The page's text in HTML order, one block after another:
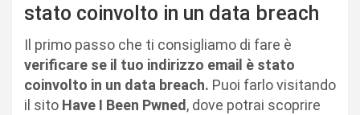
stato coinvolto in un data breach
Il primo passo che ti consigliamo di fare è
verificare se il tuo indirizzo email è stato
coinvolto in un data breach. Puoi farlo visitando
il sito Have I Been Pwned, dove potrai scoprire